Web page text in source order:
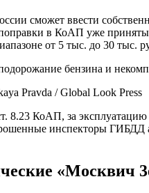
сможет ввести
в КоАП уже приняты
от 5 тыс. до 30 тыс.
Pravda / Global Look Press
8.23 КоАП, за
инспекторы ГИБДД
«Москвич